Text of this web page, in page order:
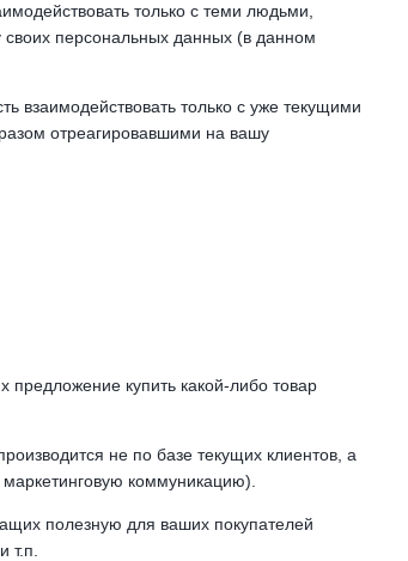
только с теми людьми,
своих персональных данных (в данном
взаимодействовать только с уже текущими
отреагировавшими на вашу
купить какой-либо товар
не по базе текущих клиентов, а
коммуникацию).
полезную для ваших покупателей
т.п.